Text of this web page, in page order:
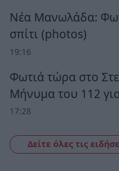
Νέα Μανωλάδα:
σπίτι (photos)
19:16
Φωτιά τώρα στο
Μήνυμα του 112
17:28
Δείτε όλες τις